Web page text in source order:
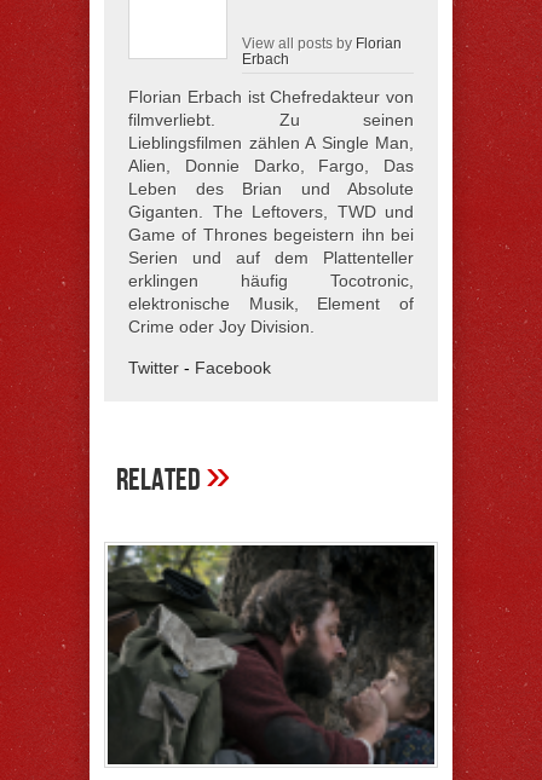
View all posts by Florian
Erbach
Florian Erbach ist Chefredakteur von
filmverliebt. Zu seinen
Lieblingsfilmen zählen A Single Man,
Alien, Donnie Darko, Fargo, Das
Leben des Brian und Absolute
Giganten. The Leftovers, TWD und
Game of Thrones begeistern ihn bei
Serien und auf dem Plattenteller
erklingen häufig Tocotronic,
elektronische Musik, Element of
Crime oder Joy Division.
Twitter - Facebook
Related»